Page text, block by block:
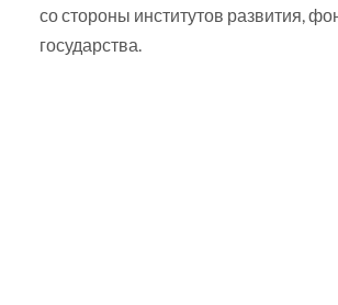
со стороны институтов развития,
государства.